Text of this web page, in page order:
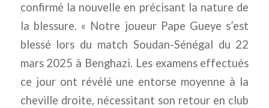
confirmé la nouvelle en précisant la nature de
la blessure. « Notre joueur Pape Gueye s’est
blessé lors du match Soudan-Sénégal du 22
mars 2025 à Benghazi. Les examens effectués
ce jour ont révélé une entorse moyenne à la
cheville droite, nécessitant son retour en club